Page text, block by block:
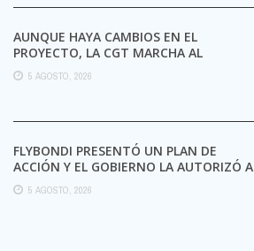
AUNQUE HAYA CAMBIOS EN EL
PROYECTO, LA CGT MARCHA AL
CONGRESO CONTRA LA LEY DE ...
5 AGOSTO, 2026
FLYBONDI PRESENTÓ UN PLAN DE
ACCIÓN Y EL GOBIERNO LA AUTORIZÓ A
SEGUIR OPERANDO
5 AGOSTO, 2026